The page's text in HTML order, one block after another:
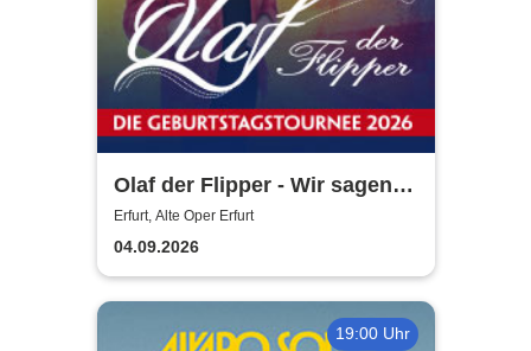
Olaf der Flipper - Wir sagen
Dankeschön! 80 Jahre - Die
Geburtstagstournee 2026
Erfurt, Alte Oper Erfurt
04.09.2026
19:00 Uhr